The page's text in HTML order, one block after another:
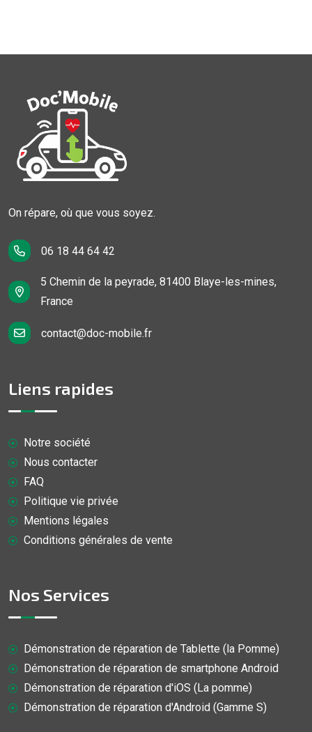
On répare, où que vous soyez.
06 18 44 64 42
5 Chemin de la peyrade, 81400 Blaye-les-mines,
France
contact@doc-mobile.fr
Liens rapides
Notre société
Nous contacter
FAQ
Politique vie privée
Mentions légales
Conditions générales de vente
Nos Services
Démonstration de réparation de Tablette (la Pomme)
Démonstration de réparation de smartphone Android
Démonstration de réparation d'iOS (La pomme)
Démonstration de réparation d'Android (Gamme S)